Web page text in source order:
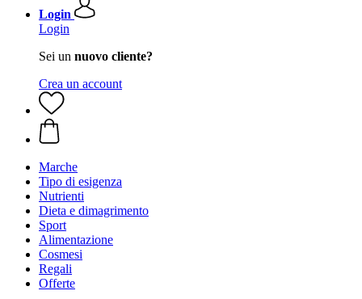
Login
Login
Sei un nuovo cliente?
Crea un account
Marche
Tipo di esigenza
Nutrienti
Dieta e dimagrimento
Sport
Alimentazione
Cosmesi
Regali
Offerte